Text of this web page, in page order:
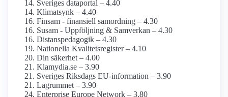
Sveriges dataportal – 4.40
Klimatsynk – 4.40
Finsam - finansiell samordning – 4.30
Susam - Uppföljning & Samverkan – 4.30
Distanspedagogik – 4.30
Nationella Kvalitetsregister – 4.10
Din säkerhet – 4.00
Klamydia.se – 3.90
Sveriges Riksdags EU-information – 3.90
Lagrummet – 3.90
Enterprise Europe Network – 3.80